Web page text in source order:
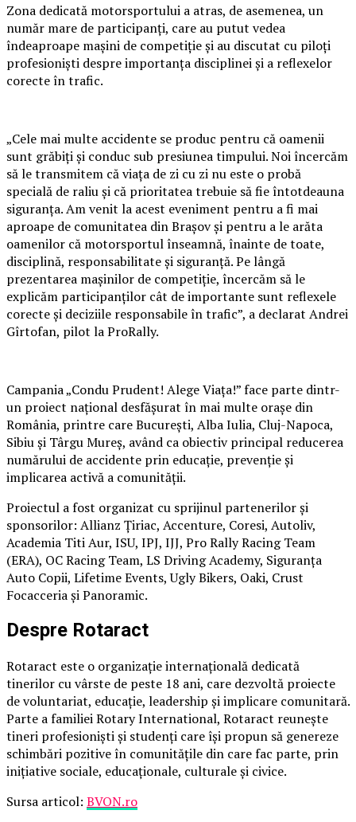
Zona dedicată motorsportului a atras, de asemenea, un
număr mare de participanți, care au putut vedea
îndeaproape mașini de competiție și au discutat cu piloți
profesioniști despre importanța disciplinei și a reflexelor
corecte în trafic.
„Cele mai multe accidente se produc pentru că oamenii
sunt grăbiți și conduc sub presiunea timpului. Noi încercăm
să le transmitem că viața de zi cu zi nu este o probă
specială de raliu și că prioritatea trebuie să fie întotdeauna
siguranța. Am venit la acest eveniment pentru a fi mai
aproape de comunitatea din Brașov și pentru a le arăta
oamenilor că motorsportul înseamnă, înainte de toate,
disciplină, responsabilitate și siguranță. Pe lângă
prezentarea mașinilor de competiție, încercăm să le
explicăm participanților cât de importante sunt reflexele
corecte și deciziile responsabile în trafic”, a declarat Andrei
Gîrtofan, pilot la ProRally.
Campania „Condu Prudent! Alege Viața!” face parte dintr-
un proiect național desfășurat în mai multe orașe din
România, printre care București, Alba Iulia, Cluj-Napoca,
Sibiu și Târgu Mureș, având ca obiectiv principal reducerea
numărului de accidente prin educație, prevenție și
implicarea activă a comunității.
Proiectul a fost organizat cu sprijinul partenerilor și
sponsorilor: Allianz Țiriac, Accenture, Coresi, Autoliv,
Academia Titi Aur, ISU, IPJ, IJJ, Pro Rally Racing Team
(ERA), OC Racing Team, LS Driving Academy, Siguranța
Auto Copii, Lifetime Events, Ugly Bikers, Oaki, Crust
Focacceria și Panoramic.
Despre Rotaract
Rotaract este o organizație internațională dedicată
tinerilor cu vârste de peste 18 ani, care dezvoltă proiecte
de voluntariat, educație, leadership și implicare comunitară.
Parte a familiei Rotary International, Rotaract reunește
tineri profesioniști și studenți care își propun să genereze
schimbări pozitive în comunitățile din care fac parte, prin
inițiative sociale, educaționale, culturale și civice.
Sursa articol: BVON.ro